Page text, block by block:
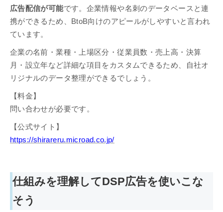
広告配信が可能です。企業情報や名刺のデータベースと連
携ができるため、BtoB向けのアピールがしやすいと言われ
ています。
企業の名前・業種・上場区分・従業員数・売上高・決算
月・設立年など詳細な項目をカスタムできるため、自社オ
リジナルのデータ整理ができるでしょう。
【料金】
問い合わせが必要です。
【公式サイト】
https://shirareru.microad.co.jp/
仕組みを理解してDSP広告を使いこな
そう